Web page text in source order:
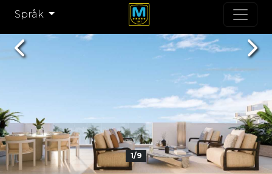
Språk
1/9
Previous